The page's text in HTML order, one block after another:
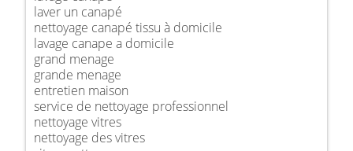
laver un canapé
nettoyage canapé tissu à domicile
lavage canape a domicile
grand menage
grande menage
entretien maison
service de nettoyage professionnel
nettoyage vitres
nettoyage des vitres